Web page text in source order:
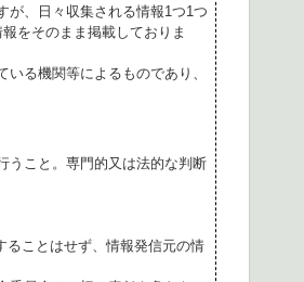
が、日々収集される情報1つ1つ
をそのまま掲載しておりま
る機関等によるものであり、
うこと。専門的又は法的な判断
ことはせず、情報発信元の情